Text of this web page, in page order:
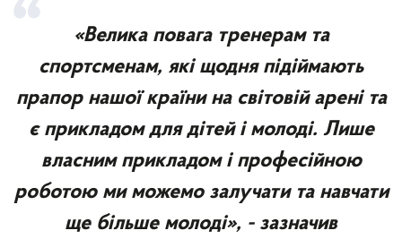
«Велика повага тренерам та
спортсменам, які щодня підіймають
прапор нашої країни на світовій арені та
є прикладом для дітей і молоді. Лише
власним прикладом і професійною
роботою ми можемо залучати та навчати
ще більше молоді», - зазначив